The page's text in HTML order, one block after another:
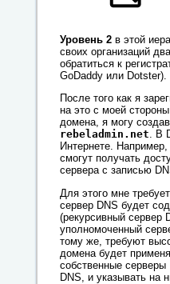
Уровень 2 в этой
своих организаций
обратиться к
GoDaddy или Dotster).
После того как я
на это с моей
домена, я могу
rebeladmin.net. В
Интернете.
смогут получать
сервера с записью
Для этого мне
сервер DNS будет
(рекурсивный сервер
уполномоченный
тому же, требуют
домена будет
собственные
DNS, и указывать на